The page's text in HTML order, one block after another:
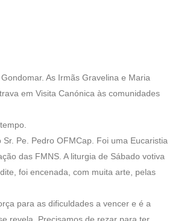
As Irmãs Gravelina e Maria
em Visita Canónica às comunidades
Pe. Pedro OFMCap. Foi uma Eucaristia
das FMNS. A liturgia de Sábado votiva
foi encenada, com muita arte, pelas
para as dificuldades a vencer e é a
revela. Precisamos de rezar para ter